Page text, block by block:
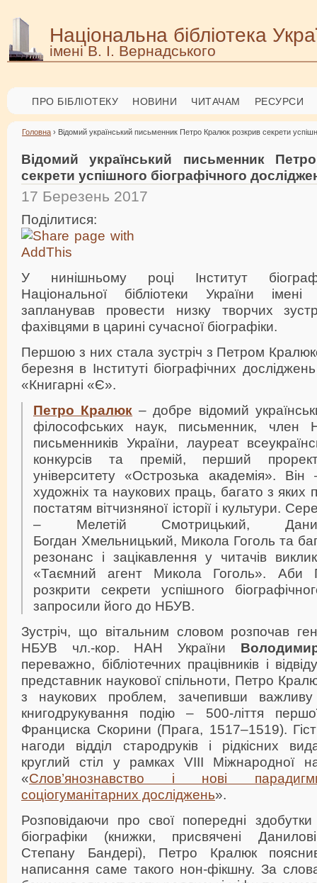
Національна бібліотека
імені В. І. Вернадського
ПРО БІБЛІОТЕКУ НОВИНИ ЧИТАЧАМ РЕСУРСИ
Головна › Відомий український письменник Петро Кралюк розкрив секрети
Відомий український письменник
секрети успішного біографічного
17 Березень 2017
Поділитися:
У нинішньому році Інститут
Національної бібліотеки України
запланував провести низку творчих
фахівцями в царині сучасної біографіки.
Першою з них стала зустріч з Петром
березня в Інституті біографічних
«Книгарні «Є».
Петро Кралюк – добре відомий
філософських наук, письменник, член
письменників України, лауреат
конкурсів та премій, перший
університету «Острозька академія».
художніх та наукових праць, багато з яких
постатям вітчизняної історії і культури.
– Мелетій Смотрицький,
Богдан Хмельницький, Микола Гоголь та
резонанс і зацікавлення у читачів
«Таємний агент Микола Гоголь». Аби
розкрити секрети успішного
запросили його до НБУВ.
Зустріч, що вітальним словом розпочав
НБУВ чл.-кор. НАН України
переважно, бібліотечних працівників і
представник наукової спільноти, Петро
з наукових проблем, зачепивши важливу
книгодрукування подію – 500-ліття
Франциска Скорини (Прага, 1517–1519).
нагоди відділ стародруків і рідкісних
круглий стіл у рамках VІІІ Міжнародної
«Слов’янознавство і нові
соціогуманітарних досліджень».
Розповідаючи про свої попередні
біографіки (книжки, присвячені
Степану Бандері), Петро Кралюк
написання саме такого нон-фікшну. За